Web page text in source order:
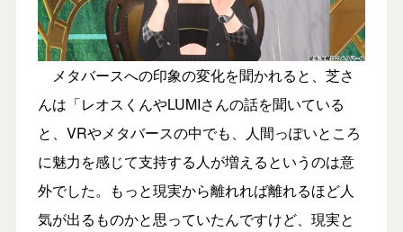
メタバースへの印象の変化を聞かれると、芝さ
んは「レオスくんやLUMIさんの話を聞いている
と、VRやメタバースの中でも、人間っぽいところ
に魅力を感じて支持する人が増えるというのは意
外でした。もっと現実から離れれば離れるほど人
気が出るものかと思っていたんですけど、現実と